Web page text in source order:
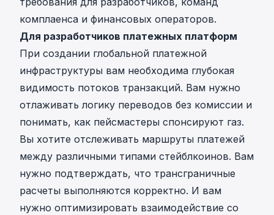
комплаенса и финансовых операторов.
Для разработчиков платежных платформ
При создании глобальной платежной
инфраструктуры вам необходима глубокая
видимость потоков транзакций. Вам нужно
отлаживать логику переводов без комиссии и
понимать, как пейсмастеры спонсируют газ.
Вы хотите отслеживать маршруты платежей
между различными типами стейблкоинов. Вам
нужно подтверждать, что трансграничные
расчеты выполняются корректно. И вам
нужно оптимизировать взаимодействие со